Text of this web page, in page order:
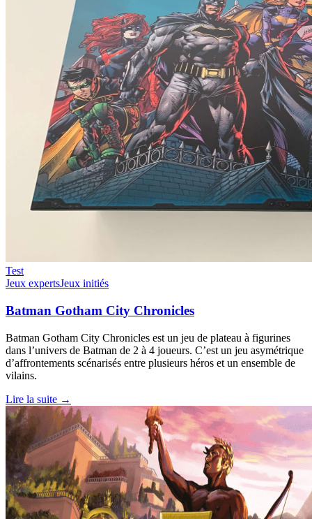
Test
Jeux expertsJeux initiés
Batman Gotham City Chronicles
Batman Gotham City Chronicles est un jeu de plateau à figurines
dans l’univers de Batman de 2 à 4 joueurs. C’est un jeu asymétrique
d’affrontements scénarisés entre plusieurs héros et un ensemble de
vilains.
Lire la suite →